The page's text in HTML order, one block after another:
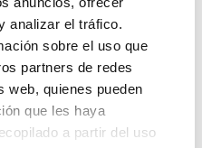
analizar el tráfico.
sobre el uso que
partners de redes
web, quienes pueden
que les haya
a partir del uso